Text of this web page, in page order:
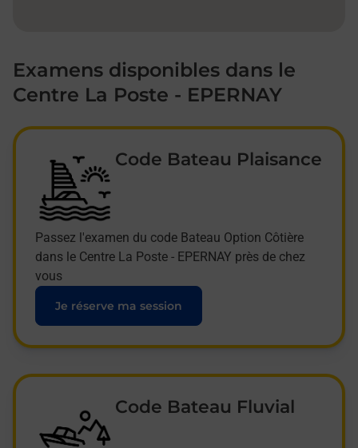
Examens disponibles dans le
Centre La Poste - EPERNAY
Code Bateau Plaisance
Passez l'examen du code Bateau Option Côtière
dans le Centre La Poste - EPERNAY près de chez
vous
Je réserve ma session
Code Bateau Fluvial